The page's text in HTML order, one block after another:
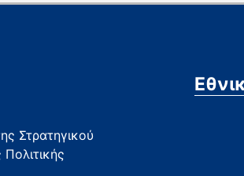
Στρατηγικού